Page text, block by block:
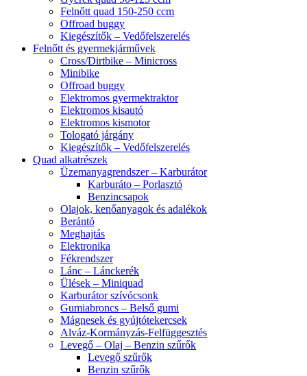
Felnőtt quad 150-250 ccm
Offroad buggy
Kiegészítők – Vedőfelszerelés
Felnőtt és gyermekjárművek
Cross/Dirtbike – Minicross
Minibike
Offroad buggy
Elektromos gyermektraktor
Elektromos kisautó
Elektromos kismotor
Tologató járgány
Kiegészítők – Vedőfelszerelés
Quad alkatrészek
Üzemanyagrendszer – Karburátor
Karburáto – Porlasztó
Benzincsapok
Olajok, kenőanyagok és adalékok
Berántó
Meghajtás
Elektronika
Fékrendszer
Lánc – Lánckerék
Ülések – Miniquad
Karburátor szívócsonk
Gumiabroncs – Belső gumi
Mágnesek és gyújtótekercsek
Alváz-Kormányzás-Felfüggesztés
Levegő – Olaj – Benzin szűrők
Levegő szűrők
Benzin szűrők